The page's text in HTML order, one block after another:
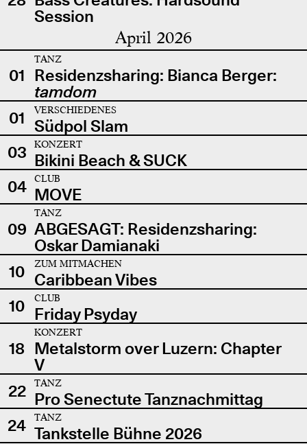
Session
April 2026
01
TANZ
Residenzsharing: Bianca Berger:
tamdom
01
VERSCHIEDENES
Südpol Slam
03
KONZERT
Bikini Beach & SUCK
04
CLUB
MOVE
09
TANZ
ABGESAGT: Residenzsharing:
Oskar Damianaki
10
ZUM MITMACHEN
Caribbean Vibes
10
CLUB
Friday Psyday
18
KONZERT
Metalstorm over Luzern: Chapter
V
22
TANZ
Pro Senectute Tanznachmittag
24
TANZ
Tankstelle Bühne 2026